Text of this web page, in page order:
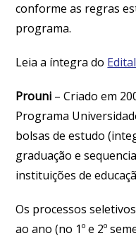
conforme as regras
programa.
Leia a íntegra do
Prouni – Criado em
Programa
bolsas de estudo
graduação e
instituições de
Os processos
ao ano (no 1º e 2º